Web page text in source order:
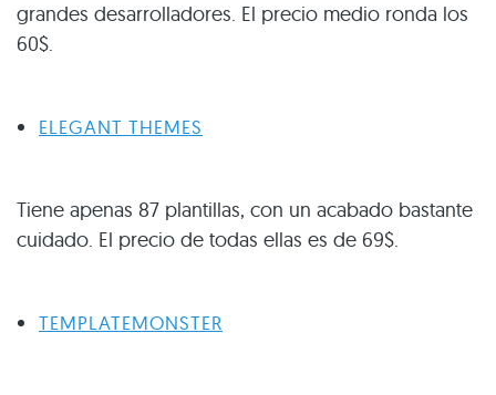
grandes desarrolladores. El precio medio ronda los
60$.
ELEGANT THEMES
Tiene apenas 87 plantillas, con un acabado bastante
cuidado. El precio de todas ellas es de 69$.
TEMPLATEMONSTER